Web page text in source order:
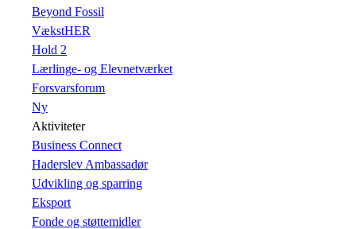
Beyond Fossil
VækstHER
Hold 2
Lærlinge- og Elevnetværket
Forsvarsforum
Ny
Aktiviteter
Business Connect
Haderslev Ambassadør
Udvikling og sparring
Eksport
Fonde og støttemidler